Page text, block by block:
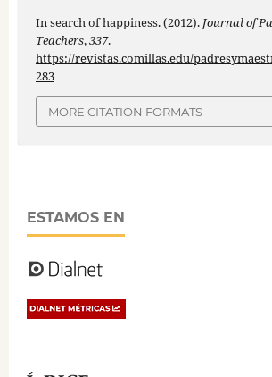
In search of happiness. (2012). Journal of
Teachers,337.
https://revistas.comillas.edu/
283
MORE CITATION FORMATS
ESTAMOS EN